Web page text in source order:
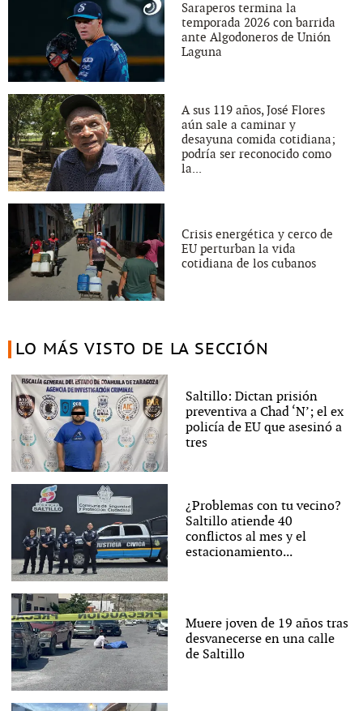
Saraperos termina la
temporada 2026 con barrida
ante Algodoneros de Unión
Laguna
A sus 119 años, José Flores
aún sale a caminar y
desayuna comida cotidiana;
podría ser reconocido como
la...
Crisis energética y cerco de
EU perturban la vida
cotidiana de los cubanos
LO MÁS VISTO DE LA SECCIÓN
Saltillo: Dictan prisión
preventiva a Chad ‘N’; el ex
policía de EU que asesinó a
tres
¿Problemas con tu vecino?
Saltillo atiende 40
conflictos al mes y el
estacionamiento...
Muere joven de 19 años tras
desvanecerse en una calle
de Saltillo